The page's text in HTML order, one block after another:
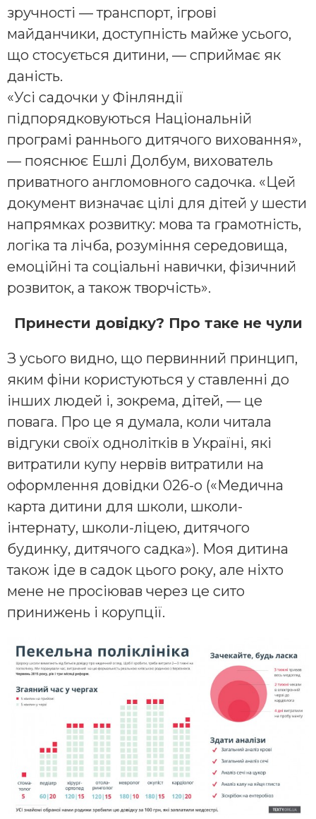
зручності — транспорт, ігрові
майданчики, доступність майже усього,
що стосується дитини, — сприймає як
даність.
«Усі садочки у Фінляндії
підпорядковуються Національній
програмі раннього дитячого виховання»,
— пояснює Ешлі Долбум, вихователь
приватного англомовного садочка. «Цей
документ визначає цілі для дітей у шести
напрямках розвитку: мова та грамотність,
логіка та лічба, розуміння середовища,
емоційні та соціальні навички, фізичний
розвиток, а також творчість».
Принести довідку? Про таке не чули
З усього видно, що первинний принцип,
яким фіни користуються у ставленні до
інших людей і, зокрема, дітей, — це
повага. Про це я думала, коли читала
відгуки своїх однолітків в Україні, які
витратили купу нервів витратили на
оформлення довідки 026-о («Медична
карта дитини для школи, школи-
інтернату, школи-ліцею, дитячого
будинку, дитячого садка»). Моя дитина
також іде в садок цього року, але ніхто
мене не просіював через це сито
принижень і корупції.